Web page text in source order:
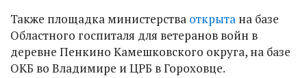
Также площадка министерства открыта на базе
Областного госпиталя для ветеранов войн в
деревне Пенкино Камешковского округа, на базе
ОКБ во Владимире и ЦРБ в Гороховце.